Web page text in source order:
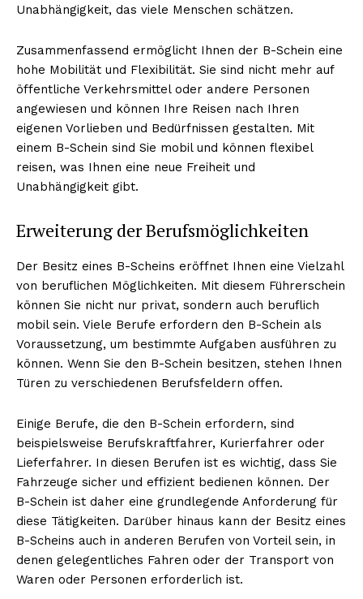
Unabhängigkeit, das viele Menschen schätzen.
Zusammenfassend ermöglicht Ihnen der B-Schein eine
hohe Mobilität und Flexibilität. Sie sind nicht mehr auf
öffentliche Verkehrsmittel oder andere Personen
angewiesen und können Ihre Reisen nach Ihren
eigenen Vorlieben und Bedürfnissen gestalten. Mit
einem B-Schein sind Sie mobil und können flexibel
reisen, was Ihnen eine neue Freiheit und
Unabhängigkeit gibt.
Erweiterung der Berufsmöglichkeiten
Der Besitz eines B-Scheins eröffnet Ihnen eine Vielzahl
von beruflichen Möglichkeiten. Mit diesem Führerschein
können Sie nicht nur privat, sondern auch beruflich
mobil sein. Viele Berufe erfordern den B-Schein als
Voraussetzung, um bestimmte Aufgaben ausführen zu
können. Wenn Sie den B-Schein besitzen, stehen Ihnen
Türen zu verschiedenen Berufsfeldern offen.
Einige Berufe, die den B-Schein erfordern, sind
beispielsweise Berufskraftfahrer, Kurierfahrer oder
Lieferfahrer. In diesen Berufen ist es wichtig, dass Sie
Fahrzeuge sicher und effizient bedienen können. Der
B-Schein ist daher eine grundlegende Anforderung für
diese Tätigkeiten. Darüber hinaus kann der Besitz eines
B-Scheins auch in anderen Berufen von Vorteil sein, in
denen gelegentliches Fahren oder der Transport von
Waren oder Personen erforderlich ist.